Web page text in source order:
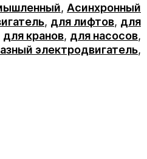
, Асинхронный
, для лифтов, для
для кранов, для насосов,
электродвигатель,